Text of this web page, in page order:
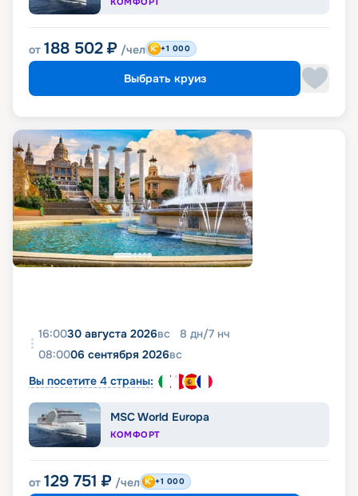
от 188 502 ₽ /чел +1 000
Выбрать круиз
16:0030 августа 2026вс 8 дн/7 нч
08:0006 сентября 2026вс
Вы посетите 4 страны:
MSC World Europa
КОМФОРТ
от 129 751 ₽ /чел +1 000